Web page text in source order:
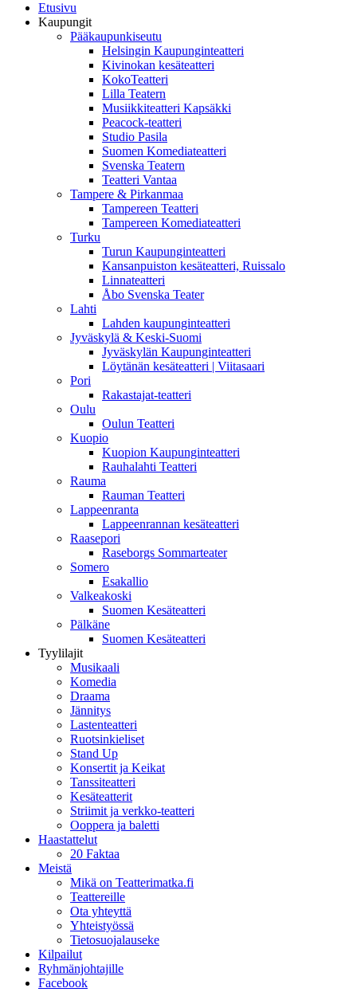
Etusivu
Kaupungit
Pääkaupunkiseutu
Helsingin Kaupunginteatteri
Kivinokan kesäteatteri
KokoTeatteri
Lilla Teatern
Musiikkiteatteri Kapsäkki
Peacock-teatteri
Studio Pasila
Suomen Komediateatteri
Svenska Teatern
Teatteri Vantaa
Tampere & Pirkanmaa
Tampereen Teatteri
Tampereen Komediateatteri
Turku
Turun Kaupunginteatteri
Kansanpuiston kesäteatteri, Ruissalo
Linnateatteri
Åbo Svenska Teater
Lahti
Lahden kaupunginteatteri
Jyväskylä & Keski-Suomi
Jyväskylän Kaupunginteatteri
Löytänän kesäteatteri | Viitasaari
Pori
Rakastajat-teatteri
Oulu
Oulun Teatteri
Kuopio
Kuopion Kaupunginteatteri
Rauhalahti Teatteri
Rauma
Rauman Teatteri
Lappeenranta
Lappeenrannan kesäteatteri
Raasepori
Raseborgs Sommarteater
Somero
Esakallio
Valkeakoski
Suomen Kesäteatteri
Pälkäne
Suomen Kesäteatteri
Tyylilajit
Musikaali
Komedia
Draama
Jännitys
Lastenteatteri
Ruotsinkieliset
Stand Up
Konsertit ja Keikat
Tanssiteatteri
Kesäteatterit
Striimit ja verkko-teatteri
Ooppera ja baletti
Haastattelut
20 Faktaa
Meistä
Mikä on Teatterimatka.fi
Teattereille
Ota yhteyttä
Yhteistyössä
Tietosuojalauseke
Kilpailut
Ryhmänjohtajille
Facebook